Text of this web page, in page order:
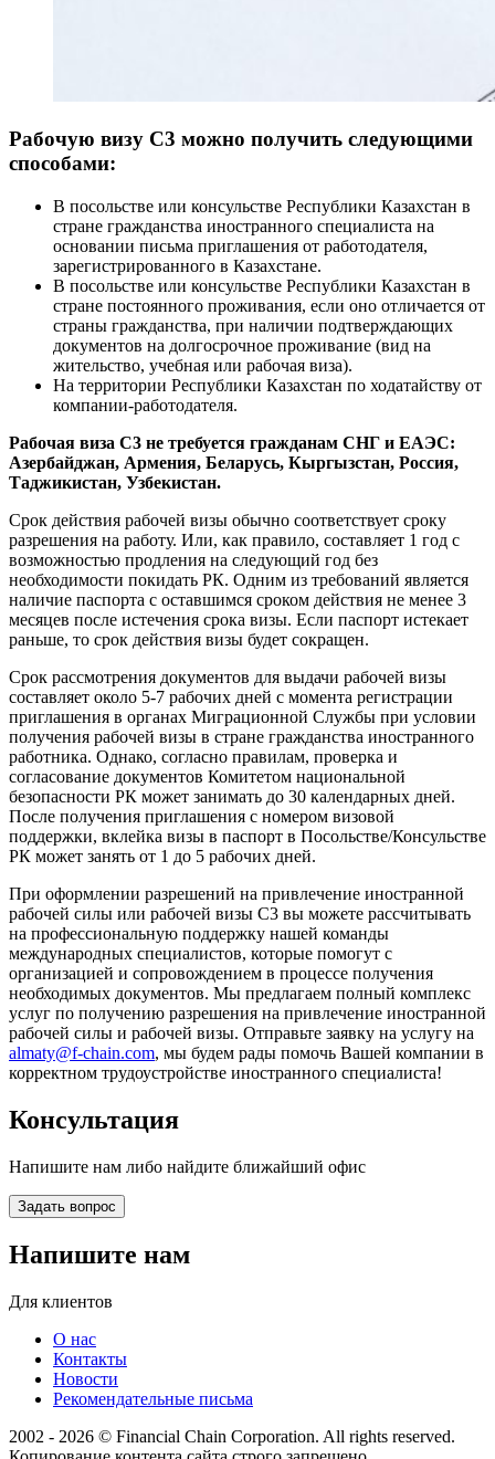
Рабочую визу С3 можно получить следующими
способами:
В посольстве или консульстве Республики Казахстан в
стране гражданства иностранного специалиста на
основании письма приглашения от работодателя,
зарегистрированного в Казахстане.
В посольстве или консульстве Республики Казахстан в
стране постоянного проживания, если оно отличается от
страны гражданства, при наличии подтверждающих
документов на долгосрочное проживание (вид на
жительство, учебная или рабочая виза).
На территории Республики Казахстан по ходатайству от
компании-работодателя.
Рабочая виза C3 не требуется гражданам СНГ и ЕАЭС:
Азербайджан, Армения, Беларусь, Кыргызстан, Россия,
Таджикистан, Узбекистан.
Срок действия рабочей визы обычно соответствует сроку
разрешения на работу. Или, как правило, составляет 1 год с
возможностью продления на следующий год без
необходимости покидать РК. Одним из требований является
наличие паспорта с оставшимся сроком действия не менее 3
месяцев после истечения срока визы. Если паспорт истекает
раньше, то срок действия визы будет сокращен.
Срок рассмотрения документов для выдачи рабочей визы
составляет около 5-7 рабочих дней с момента регистрации
приглашения в органах Миграционной Службы при условии
получения рабочей визы в стране гражданства иностранного
работника. Однако, согласно правилам, проверка и
согласование документов Комитетом национальной
безопасности РК может занимать до 30 календарных дней.
После получения приглашения с номером визовой
поддержки, вклейка визы в паспорт в Посольстве/Консульстве
РК может занять от 1 до 5 рабочих дней.
При оформлении разрешений на привлечение иностранной
рабочей силы или рабочей визы C3 вы можете рассчитывать
на профессиональную поддержку нашей команды
международных специалистов, которые помогут с
организацией и сопровождением в процессе получения
необходимых документов. Мы предлагаем полный комплекс
услуг по получению разрешения на привлечение иностранной
рабочей силы и рабочей визы. Отправьте заявку на услугу на
almaty@f-chain.com, мы будем рады помочь Вашей компании в
корректном трудоустройстве иностранного специалиста!
Консультация
Напишите нам либо найдите ближайший офис
Задать вопрос
Напишите нам
Для клиентов
О нас
Контакты
Новости
Рекомендательные письма
2002 - 2026 © Financial Chain Corporation. All rights reserved.